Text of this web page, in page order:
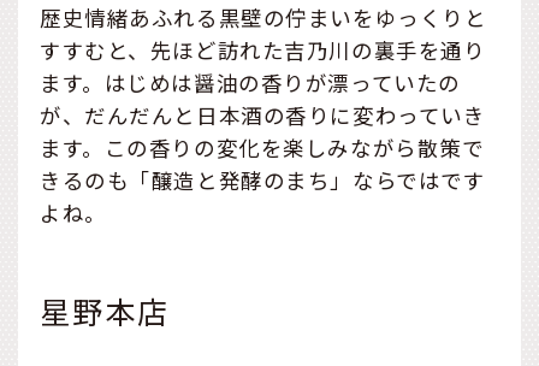
歴史情緒あふれる黒壁の佇まいをゆっくりと
すすむと、先ほど訪れた吉乃川の裏手を通り
ます。はじめは醤油の香りが漂っていたの
が、だんだんと日本酒の香りに変わっていき
ます。この香りの変化を楽しみながら散策で
きるのも「醸造と発酵のまち」ならではです
よね。
星野本店